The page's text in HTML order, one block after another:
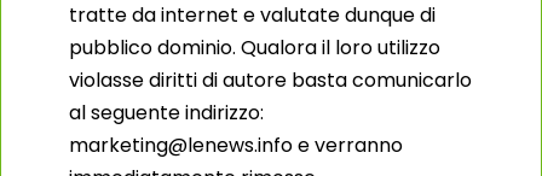
tratte da internet e valutate dunque di
pubblico dominio. Qualora il loro utilizzo
violasse diritti di autore basta comunicarlo
al seguente indirizzo:
marketing@lenews.info e verranno